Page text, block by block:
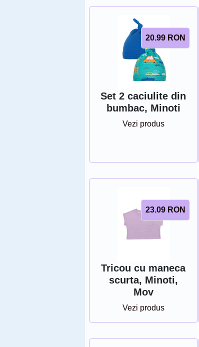
20.99 RON
Set 2 caciulite din
bumbac, Minoti
Vezi produs
23.09 RON
Tricou cu maneca
scurta, Minoti,
Mov
Vezi produs